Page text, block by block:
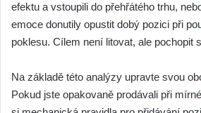
efektu a vstoupili do přehřátého trhu,
emoce donutily opustit dobý pozici při
poklesu. Cílem není litovat, ale pochopit
Na základě této analýzy upravte svou
Pokud jste opakovaně prodávali při